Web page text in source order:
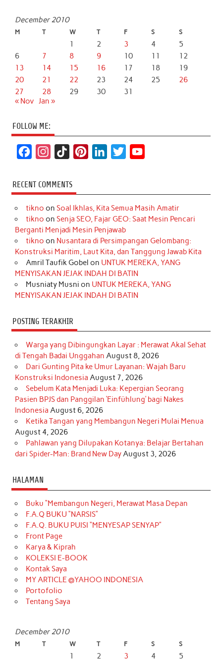
December 2010
M T W T F S S
1 2 3 4
5
6
7 8 9 10 11
12
13
14 15 16 17 18
19
20
21 22 23 24 25
26
27
28 29 30
31
« Nov Jan »
FOLLOW ME:
c
e
b
o
k
s
t
a
r
a
m
k
T
o
k
t
e
r
e
s
t
k
e
d
I
n
t
t
r
T
u
e
RECENT COMMENTS
tikno on Soal Ikhlas, Kita Semua Masih Amatir
tikno on Senja SEO, Fajar GEO: Saat Mesin Pencari
Berganti Menjadi Mesin Penjawab
tikno on Nusantara di Persimpangan Gelombang:
Konstruksi Maritim, Laut Kita, dan Tanggung Jawab Kita
Amril Taufik Gobel on UNTUK MEREKA, YANG
MENYISAKAN JEJAK INDAH DI BATIN
Musniaty Musni on UNTUK MEREKA, YANG
MENYISAKAN JEJAK INDAH DI BATIN
POSTING TERAKHIR
Warga yang Dibingungkan Layar : Merawat Akal Sehat
di Tengah Badai Unggahan August 8, 2026
Dari Gunting Pita ke Umur Layanan: Wajah Baru
Konstruksi Indonesia August 7, 2026
Sebelum Kata Menjadi Luka: Kepergian Seorang
Pasien BPJS dan Panggilan ‘Einfühlung’ bagi Nakes
Indonesia August 6, 2026
Ketika Tangan yang Membangun Negeri Mulai Menua
August 4, 2026
Pahlawan yang Dilupakan Kotanya: Belajar Bertahan
dari Spider-Man: Brand New DayAugust 3, 2026
HALAMAN
Buku “Membangun Negeri, Merawat Masa Depan
F.A.Q BUKU “NARSIS”
F.A.Q. BUKU PUISI “MENYESAP SENYAP”
Front Page
Karya & Kiprah
KOLEKSI E-BOOK
Kontak Saya
MY ARTICLE @YAHOO INDONESIA
Portofolio
Tentang Saya
December 2010
M T W T F S S
1 2 3 4 5